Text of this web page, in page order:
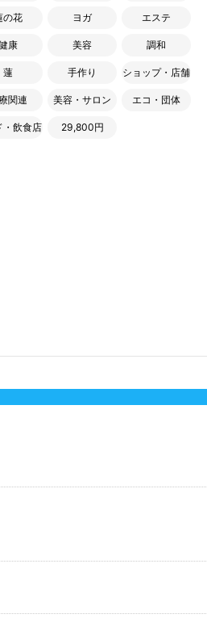
の花 ヨガ エステ
康 美容 調和
蓮 手作り ショップ・店舗
関連 美容・サロン エコ・団体
・飲食店 29,800円